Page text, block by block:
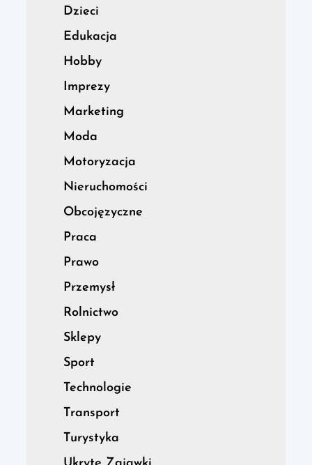
Dzieci
Edukacja
Hobby
Imprezy
Marketing
Moda
Motoryzacja
Nieruchomości
Obcojęzyczne
Praca
Prawo
Przemysł
Rolnictwo
Sklepy
Sport
Technologie
Transport
Turystyka